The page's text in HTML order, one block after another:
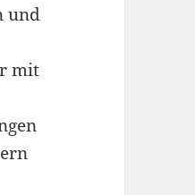
und
mit